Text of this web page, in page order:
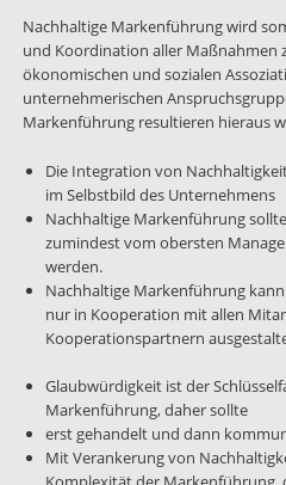
Nachhaltige Markenführung wird
und Koordination aller Maßnahmen
ökonomischen und sozialen
unternehmerischen
Markenführung resultieren hieraus
Die Integration von
im Selbstbild des Unternehmens
Nachhaltige Markenführung
zumindest vom obersten
werden.
Nachhaltige Markenführung
nur in Kooperation mit allen
Kooperationspartnern
Glaubwürdigkeit ist der
Markenführung, daher sollte
erst gehandelt und dann
Mit Verankerung von